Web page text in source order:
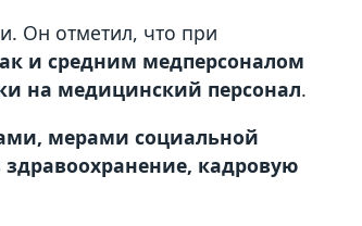
Он отметил, что при
и средним медперсоналом
на медицинский персонал.
мерами социальной
кадровую